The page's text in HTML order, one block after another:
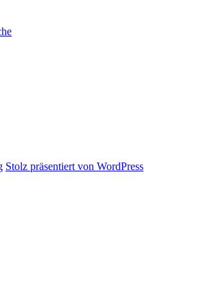
Stolz präsentiert von WordPress